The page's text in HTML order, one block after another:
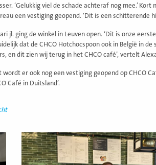
‘Gelukkig viel de schade achteraf nog mee.’
een vestiging geopend. ‘Dit is een
jl. ging de winkel in Leuven open. ‘Dit is onze
dat de CHCO Hotchocspoon ook in België in
en dit zien wij terug in het CHCO café’, vertelt
wordt er ook nog een vestiging geopend op CHCO
Café in Duitsland’.
Lees
meer